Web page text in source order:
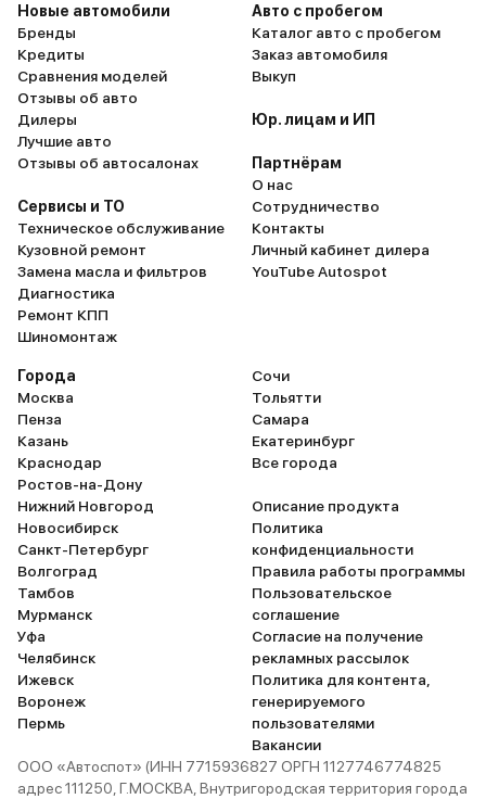
Новые автомобили
Бренды
Кредиты
Сравнения моделей
Отзывы об авто
Дилеры
Лучшие авто
Отзывы об автосалонах
Сервисы и ТО
Техническое обслуживание
Кузовной ремонт
Замена масла и фильтров
Диагностика
Ремонт КПП
Шиномонтаж
Авто с пробегом
Каталог авто с пробегом
Заказ автомобиля
Выкуп
Юр. лицам и ИП
Партнёрам
О нас
Сотрудничество
Контакты
Личный кабинет дилера
YouTube Autospot
Города
Москва
Пенза
Казань
Краснодар
Ростов-на-Дону
Нижний Новгород
Новосибирск
Санкт-Петербург
Волгоград
Тамбов
Мурманск
Уфа
Челябинск
Ижевск
Воронеж
Пермь
Сочи
Тольятти
Самара
Екатеринбург
Все города
Описание продукта
Политика
конфиденциальности
Правила работы программы
Пользовательское
соглашение
Согласие на получение
рекламных рассылок
Политика для контента,
генерируемого
пользователями
Вакансии
ООО «Автоспот» (ИНН 7715936827 ОРГН 1127746774825
адрес 111250, Г.МОСКВА, Внутригородская территория города